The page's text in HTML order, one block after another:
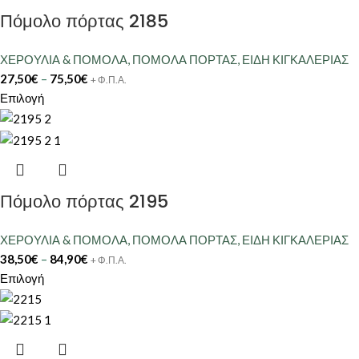
Πόμολο πόρτας 2185
ΧΕΡΟΥΛΙΑ & ΠΟΜΟΛΑ, ΠΟΜΟΛΑ ΠΟΡΤΑΣ, ΕΙΔΗ ΚΙΓΚΑΛΕΡΙΑΣ
27,50€ – 75,50€ + Φ.Π.Α.
Επιλογή
Πόμολο πόρτας 2195
ΧΕΡΟΥΛΙΑ & ΠΟΜΟΛΑ, ΠΟΜΟΛΑ ΠΟΡΤΑΣ, ΕΙΔΗ ΚΙΓΚΑΛΕΡΙΑΣ
38,50€ – 84,90€ + Φ.Π.Α.
Επιλογή